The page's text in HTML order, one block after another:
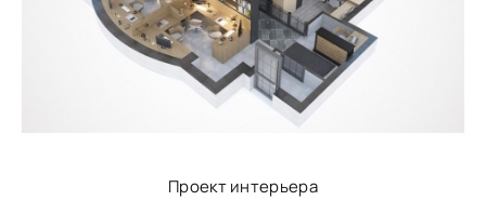
Проект интерьера